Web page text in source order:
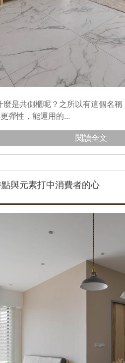
是共側櫃呢？之所以有這個名
彈性，能運用的...
閱讀全文
與元素打中消費者的心